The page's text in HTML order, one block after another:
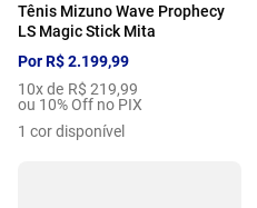
Tênis Mizuno Wave Prophecy
LS Magic Stick Mita
PorR$2.199,99
10x de R$ 219,99
ou 10% Off no PIX
1 cor disponível